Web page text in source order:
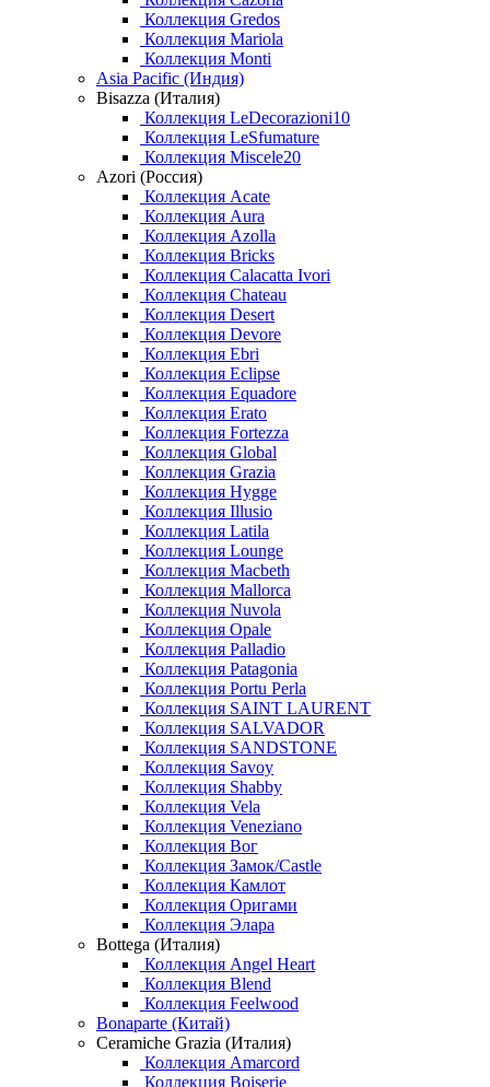
Коллекция Gredos
Коллекция Mariola
Коллекция Monti
Asia Pacific (Индия)
Bisazza (Италия)
Коллекция LeDecorazioni10
Коллекция LeSfumature
Коллекция Miscele20
Azori (Россия)
Коллекция Acate
Коллекция Aura
Коллекция Azolla
Коллекция Bricks
Коллекция Calacatta Ivori
Коллекция Chateau
Коллекция Desert
Коллекция Devore
Коллекция Ebri
Коллекция Eclipse
Коллекция Equadore
Коллекция Erato
Коллекция Fortezza
Коллекция Global
Коллекция Grazia
Коллекция Hygge
Коллекция Illusio
Коллекция Latila
Коллекция Lounge
Коллекция Macbeth
Коллекция Mallorca
Коллекция Nuvola
Коллекция Opale
Коллекция Palladio
Коллекция Patagonia
Коллекция Portu Perla
Коллекция SAINT LAURENT
Коллекция SALVADOR
Коллекция SANDSTONE
Коллекция Savoy
Коллекция Shabby
Коллекция Vela
Коллекция Veneziano
Коллекция Вог
Коллекция Замок/Castle
Коллекция Камлот
Коллекция Оригами
Коллекция Элара
Bottega (Италия)
Коллекция Angel Heart
Коллекция Blend
Коллекция Feelwood
Bonaparte (Китай)
Ceramiche Grazia (Италия)
Коллекция Amarcord
Коллекция Boiserie